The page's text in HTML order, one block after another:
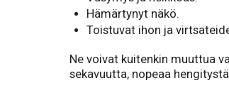
Hämärtynyt näkö.
Toistuvat ihon ja
Ne voivat kuitenkin muuttua
sekavuutta, nopeaa